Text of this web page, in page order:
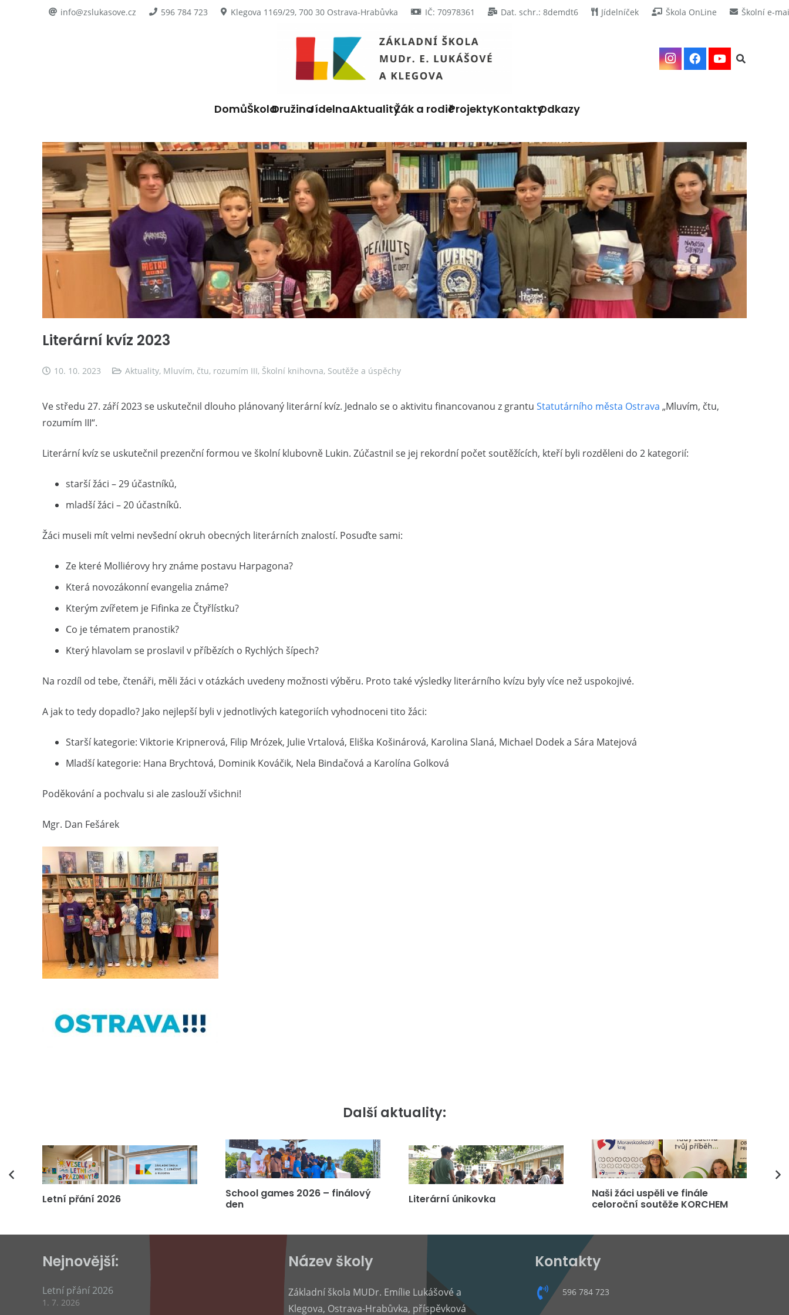
info@zslukasove.cz 596 784 723 Klegova 1169/29, 700 30 Ostrava-Hrabůvka IČ: 70978361 Dat. schr.: 8demdt6 Jídelníček Škola OnLine Školní e-
DomůŠkolaDružinaJídelnaAktualityŽák a rodičProjektyKontaktyOdkazy
Literární kvíz 2023
10. 10. 2023 Aktuality, Mluvím, čtu, rozumím III, Školní knihovna, Soutěže a úspěchy
Ve středu 27. září 2023 se uskutečnil dlouho plánovaný literární kvíz. Jednalo se o aktivitu financovanou z grantu Statutárního města Ostrava „Mluvím, čtu,
rozumím III“.
Literární kvíz se uskutečnil prezenční formou ve školní klubovně Lukin. Zúčastnil se jej rekordní počet soutěžících, kteří byli rozděleni do 2 kategorií:
starší žáci – 29 účastníků,
mladší žáci – 20 účastníků.
Žáci museli mít velmi nevšední okruh obecných literárních znalostí. Posuďte sami:
Ze které Molliérovy hry známe postavu Harpagona?
Která novozákonní evangelia známe?
Kterým zvířetem je Fifinka ze Čtyřlístku?
Co je tématem pranostik?
Který hlavolam se proslavil v příbězích o Rychlých šípech?
Na rozdíl od tebe, čtenáři, měli žáci v otázkách uvedeny možnosti výběru. Proto také výsledky literárního kvízu byly více než uspokojivé.
A jak to tedy dopadlo? Jako nejlepší byli v jednotlivých kategoriích vyhodnoceni tito žáci:
Starší kategorie: Viktorie Kripnerová, Filip Mrózek, Julie Vrtalová, Eliška Košinárová, Karolina Slaná, Michael Dodek a Sára Matejová
Mladší kategorie: Hana Brychtová, Dominik Kováčik, Nela Bindačová a Karolína Golková
Poděkování a pochvalu si ale zaslouží všichni!
Mgr. Dan Fešárek
Další aktuality:
Letní přání 2026
School games 2026 – finálový
den
Literární únikovka
Naši žáci uspěli ve finále
celoroční soutěže KORCHEM
Nejnovější:
Letní přání 2026
1. 7. 2026
Název školy
Základní škola MUDr. Emílie Lukášové a
Klegova, Ostrava-Hrabůvka, příspěvková
Kontakty
596 784 723